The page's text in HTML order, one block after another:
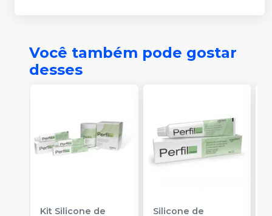
Você também pode gostar
desses
Kit Silicone de Silicone de